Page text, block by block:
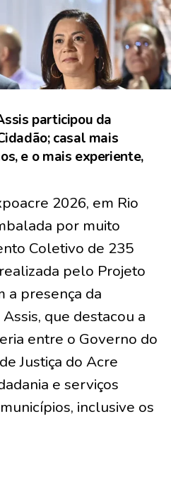
participou da
casal mais
e o mais experiente,
2026, em Rio
por muito
Coletivo de 235
pelo Projeto
a presença da
que destacou a
entre o Governo do
Justiça do Acre
e serviços
inclusive os